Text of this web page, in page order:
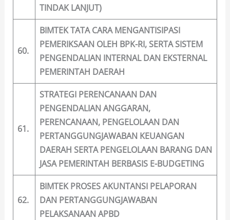
TINDAK LANJUT)
60.
BIMTEK TATA CARA MENGANTISIPASI
PEMERIKSAAN OLEH BPK-RI, SERTA SISTEM
PENGENDALIAN INTERNAL DAN EKSTERNAL
PEMERINTAH DAERAH
61.
STRATEGI PERENCANAAN DAN
PENGENDALIAN ANGGARAN,
PERENCANAAN, PENGELOLAAN DAN
PERTANGGUNGJAWABAN KEUANGAN
DAERAH SERTA PENGELOLAAN BARANG DAN
JASA PEMERINTAH BERBASIS E-BUDGETING
62.
BIMTEK PROSES AKUNTANSI PELAPORAN
DAN PERTANGGUNGJAWABAN
PELAKSANAAN APBD